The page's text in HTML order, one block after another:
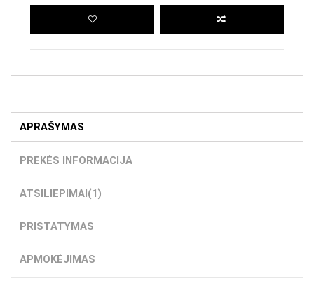
APRAŠYMAS
PREKĖS INFORMACIJA
ATSILIEPIMAI(1)
PRISTATYMAS
APMOKĖJIMAS